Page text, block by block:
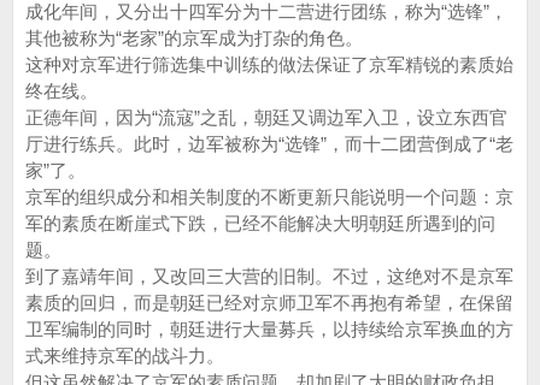
成化年间，又分出十四军分为十二营进行团练，称为“选锋”，
其他被称为“老家”的京军成为打杂的角色。
这种对京军进行筛选集中训练的做法保证了京军精锐的素质始
终在线。
正德年间，因为“流寇”之乱，朝廷又调边军入卫，设立东西官
厅进行练兵。此时，边军被称为“选锋”，而十二团营倒成了“老
家”了。
京军的组织成分和相关制度的不断更新只能说明一个问题：京
军的素质在断崖式下跌，已经不能解决大明朝廷所遇到的问
题。
到了嘉靖年间，又改回三大营的旧制。不过，这绝对不是京军
素质的回归，而是朝廷已经对京师卫军不再抱有希望，在保留
卫军编制的同时，朝廷进行大量募兵，以持续给京军换血的方
式来维持京军的战斗力。